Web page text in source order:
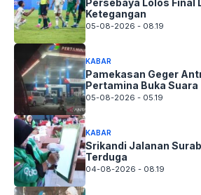
Ketegangan
05-08-2026 - 08.19
KABAR
Pamekasan Geger
Pertamina Buka Suara
05-08-2026 - 05.19
KABAR
Srikandi Jalanan
Terduga
04-08-2026 - 08.19